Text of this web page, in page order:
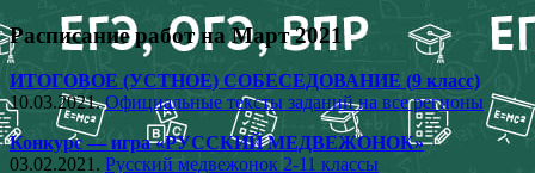
Расписание работ на Март 2021
ИТОГОВОЕ (УСТНОЕ) СОБЕСЕДОВАНИЕ (9 класс)
10.03.2021.Официальные тексты заданий на все регионы
Конкурс — игра «РУССКИЙ МЕДВЕЖОНОК»
03.02.2021. Русский медвежонок 2-11 классы